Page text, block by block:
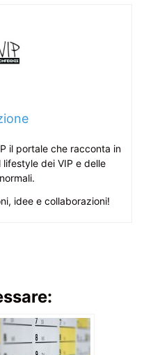
il portale che racconta in
dei VIP e delle
idee e collaborazioni!